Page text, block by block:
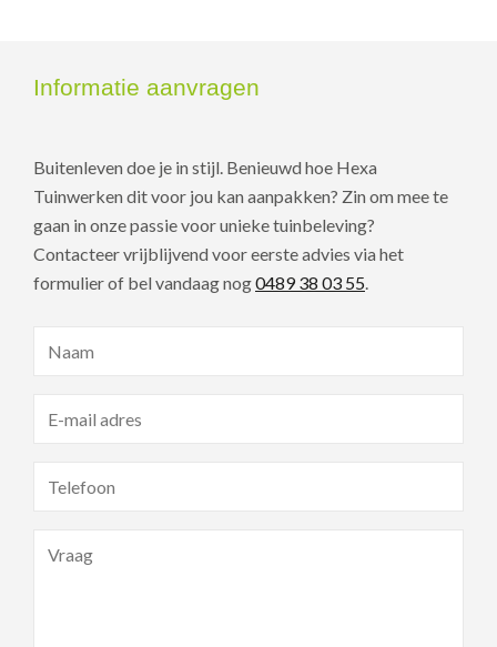
Informatie aanvragen
Buitenleven doe je in stijl. Benieuwd hoe Hexa
Tuinwerken dit voor jou kan aanpakken? Zin om mee te
gaan in onze passie voor unieke tuinbeleving?
Contacteer vrijblijvend voor eerste advies via het
formulier of bel vandaag nog0489 38 03 55